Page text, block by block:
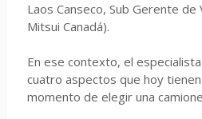
Laos Canseco, Sub Gerente
Mitsui Canadá).
En ese contexto, el
cuatro aspectos que hoy
momento de elegir una